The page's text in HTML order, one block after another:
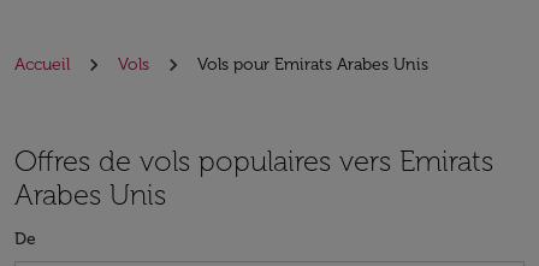
Accueil Vols Vols pour Emirats Arabes Unis
Offres de vols populaires vers Emirats
Arabes Unis
De